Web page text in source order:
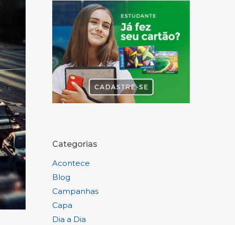
Categorias
Acontece
Blog
Campanhas
Capa
Dia a Dia